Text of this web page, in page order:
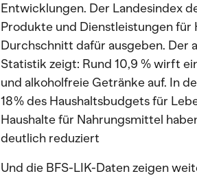
Entwicklungen. Der Landesindex
Produkte und Dienstleistungen für
Durchschnitt dafür ausgeben. Der
Statistik zeigt: Rund 10,9 % wirft
und alkoholfreie Getränke auf. In
18 % des Haushaltsbudgets für
Haushalte für Nahrungsmittel
deutlich reduziert
Und die BFS-LIK-Daten zeigen